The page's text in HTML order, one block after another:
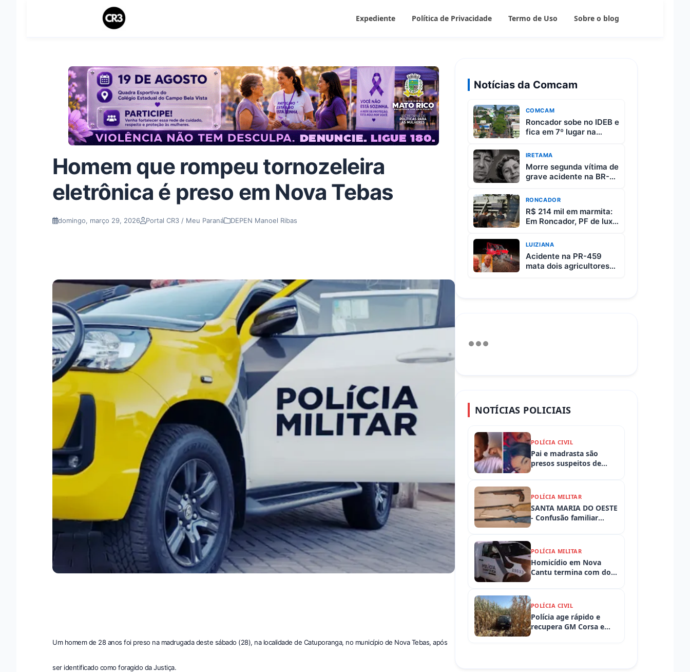
Expediente Política de Privacidade Termo de Uso Sobre o blog
Homem que rompeu tornozeleira
eletrônica é preso em Nova Tebas
domingo, março 29, 2026 Portal CR3 / Meu Paraná DEPEN Manoel Ribas
Um homem de 28 anos foi preso na madrugada deste sábado (28), na localidade de Catuporanga, no município de Nova Tebas, após
ser identificado como foragido da Justiça.
Notícias da Comcam
COMCAM
Roncador sobe no IDEB e
fica em 7º lugar na
IRETAMA
Morre segunda vítima de
grave acidente na BR-
Luiziana
RONCADOR
R$ 214 mil em marmita:
Em Roncador, PF de luxo
3 carnes
LUIZIANA
Acidente na PR-459
mata dois agricultores
NOTÍCIAS POLICIAIS
POLÍCIA CIVIL
Pai e madrasta são
presos suspeitos de
tortura e morte de
POLÍCIA MILITAR
SANTA MARIA DO OESTE
- Confusão familiar
termina com prisão por
volante e armas
apreendidas
POLÍCIA MILITAR
Homicídio em Nova
Cantu termina com dois
presos em flagrante
POLÍCIA CIVIL
Polícia age rápido e
recupera GM Corsa e
Toyota Hilux levados de